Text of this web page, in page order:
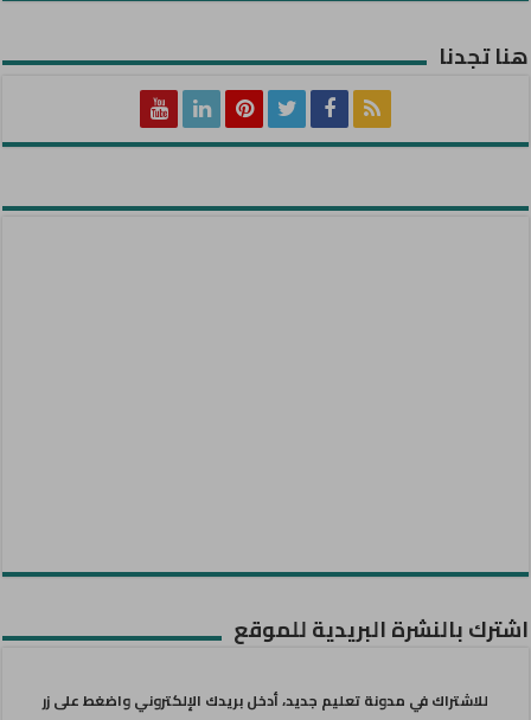
هنا تجدنا
اشترك بالنشرة البريدية للموقع
للاشتراك في مدونة تعليم جديد، أدخل بريدك الإلكتروني واضغط على زر